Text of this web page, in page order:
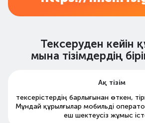
Тексеруден кейін
мына тізімдердің
Ақ тізім
тексерістердің барлығынан өткен,
Мұндай құрылғылар мобильді
еш шектеусіз жұмыс